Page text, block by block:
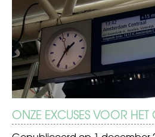
ONZE EXCUSES VOOR
–
jongensprostitutie